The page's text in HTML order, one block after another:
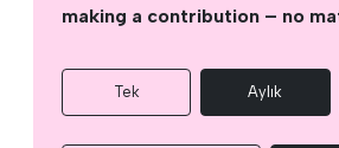
making a contribution – no
Tek Aylık